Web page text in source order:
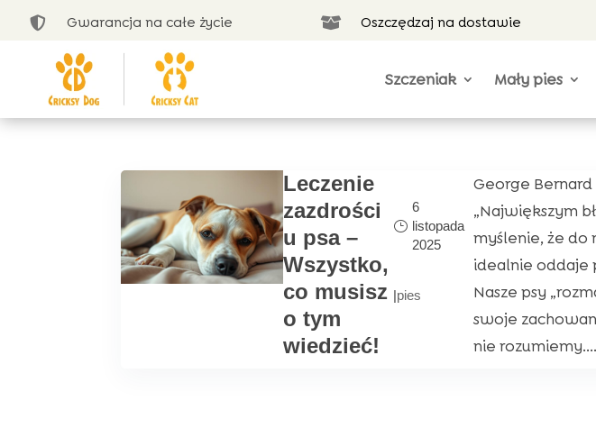
 Gwarancja na całe życie  Oszczędzaj na dostawie
Szczeniak Mały pies
Leczenie
zazdrości
u psa –
Wszystko,
co musisz
o tym
wiedzieć!
6
listopada
2025
|pies
George
„Największym
myślenie, że do
idealnie oddaje
Nasze psy
swoje
nie rozumiemy....